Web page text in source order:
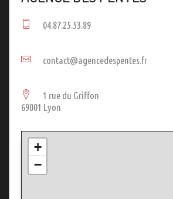
04.87.25.53.89
contact@agencedespentes.fr
1 rue du Griffon
69001 Lyon
+
−